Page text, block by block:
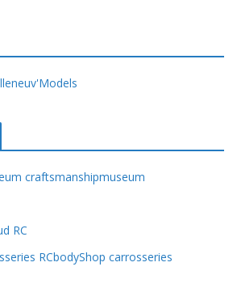
craftsmanshipmuseum
RC
RCbodyShop carrosseries